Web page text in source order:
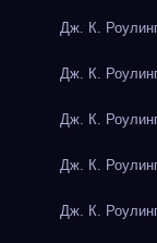
Дж. К.
Дж. К.
Дж. К.
Дж. К.
Дж. К.